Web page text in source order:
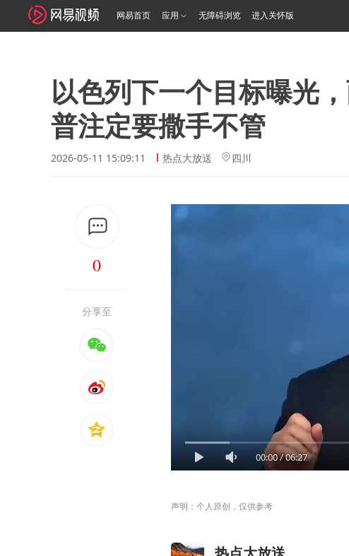
网易首页 应用 无障碍浏览 进入关怀版
以色列下一个目标曝光
普注定要撒手不管
2026-05-11 15:09:11 热点大放送 四川
0
分享至
00:00/06:27
声明：个人原创，仅供参考